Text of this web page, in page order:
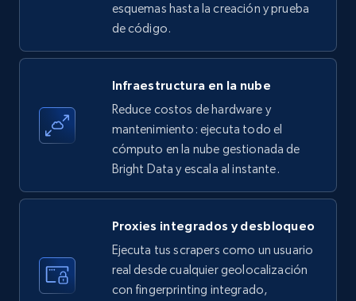
Amazon products - find products by using
Title, Seller name, Brand, Description, Initial
price, Currency, Availability, Reviews count, and
more.
5.7K+ Prueba gratuita
LinkedIn company information
ID, Name, Country code, Locations, Followers,
Employees in linkedin, About, Specialties, and
esquemas hasta la creación y prueba
de código.
Infraestructura en la nube
Reduce costos de hardware y
mantenimiento: ejecuta todo el
cómputo en la nube gestionada de
Bright Data y escala al instante.
Proxies integrados y desbloqueo
Ejecuta tus scrapers como un usuario
real desde cualquier geolocalización
con fingerprinting integrado,